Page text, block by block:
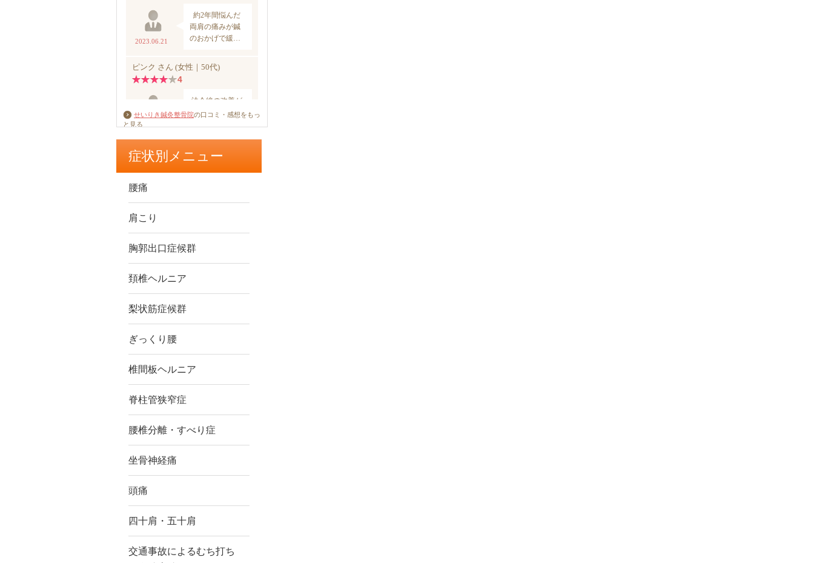
せいりき鍼灸整骨院の口コミ・感想をもっ
と見る
症状別メニュー
腰痛
肩こり
胸郭出口症候群
頚椎ヘルニア
梨状筋症候群
ぎっくり腰
椎間板ヘルニア
脊柱管狭窄症
腰椎分離・すべり症
坐骨神経痛
頭痛
四十肩・五十肩
交通事故によるむち打ち